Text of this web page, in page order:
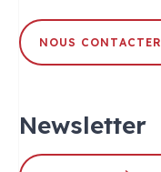
NOUS CONTACTER
Newsletter